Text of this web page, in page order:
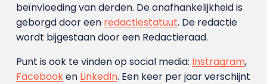
beïnvloeding van derden. De onafhankelijkheid is
geborgd door een redactiestatuut. De redactie
wordt bijgestaan door een Redactieraad.
Punt is ook te vinden op social media: Instragram,
Facebooken LinkedIn. Een keer per jaar verschijnt